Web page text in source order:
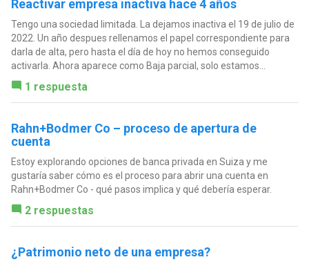
Reactivar empresa inactiva hace 4 años
Tengo una sociedad limitada. La dejamos inactiva el 19 de julio de
2022. Un año despues rellenamos el papel correspondiente para
darla de alta, pero hasta el día de hoy no hemos conseguido
activarla. Ahora aparece como Baja parcial, solo estamos...
1 respuesta
Rahn+Bodmer Co – proceso de apertura de
cuenta
Estoy explorando opciones de banca privada en Suiza y me
gustaría saber cómo es el proceso para abrir una cuenta en
Rahn+Bodmer Co - qué pasos implica y qué debería esperar.
2 respuestas
¿Patrimonio neto de una empresa?